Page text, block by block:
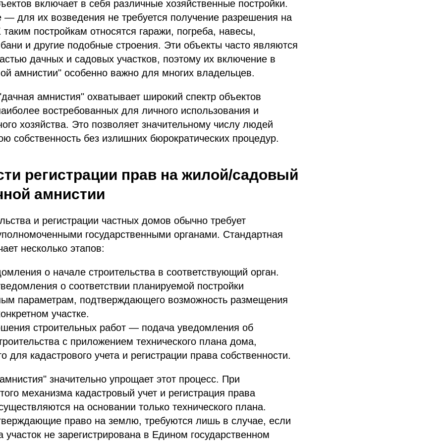
включает в себя различные хозяйственные постройки.
— для их возведения не требуется получение разрешения на
таким постройкам относятся гаражи, погреба, навесы,
и другие подобные строения. Эти объекты часто являются
дачных и садовых участков, поэтому их включение в
амнистии" особенно важно для многих владельцев.
амнистия" охватывает широкий спектр объектов
востребованных для личного использования и
хозяйства. Это позволяет значительному числу людей
собственность без излишних бюрократических процедур.
регистрации прав на жилой/садовый
амнистии
и регистрации частных домов обычно требует
государственными органами. Стандартная
несколько этапов:
о начале строительства в соответствующий орган.
о соответствии планируемой постройки
параметрам, подтверждающего возможность размещения
участке.
строительных работ — подача уведомления об
с приложением технического плана дома,
для кадастрового учета и регистрации права собственности.
значительно упрощает этот процесс. При
механизма кадастровый учет и регистрация права
на основании только технического плана.
право на землю, требуются лишь в случае, если
участок не зарегистрирована в Едином государственном